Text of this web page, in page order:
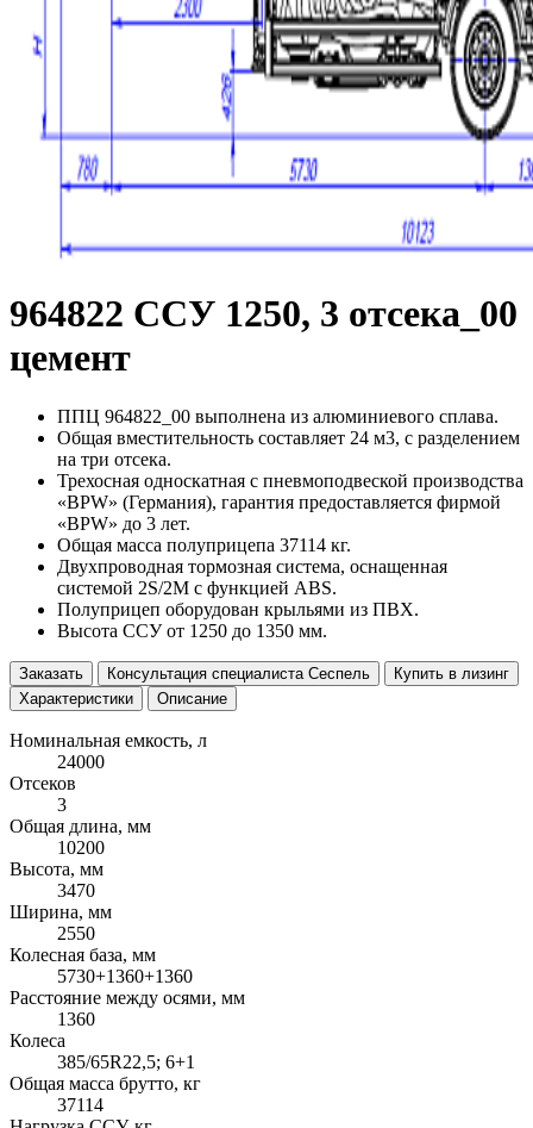
964822 ССУ 1250, 3 отсека_00
цемент
ППЦ 964822_00 выполнена из алюминиевого сплава.
Общая вместительность составляет 24 м3, с разделением
на три отсека.
Трехосная односкатная с пневмоподвеской производства
«BPW» (Германия), гарантия предоставляется фирмой
«BPW» до 3 лет.
Общая масса полуприцепа 37114 кг.
Двухпроводная тормозная система, оснащенная
системой 2S/2M с функцией ABS.
Полуприцеп оборудован крыльями из ПВХ.
Высота ССУ от 1250 до 1350 мм.
Заказать Консультация специалиста Сеспель
Купить в лизинг
Характеристики
Описание
Номинальная емкость, л
24000
Отсеков
3
Общая длина, мм
10200
Высота, мм
3470
Ширина, мм
2550
Колесная база, мм
5730+1360+1360
Расстояние между осями, мм
1360
Колеса
385/65R22,5; 6+1
Общая масса брутто, кг
37114